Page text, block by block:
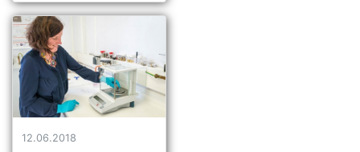
12.06.2018